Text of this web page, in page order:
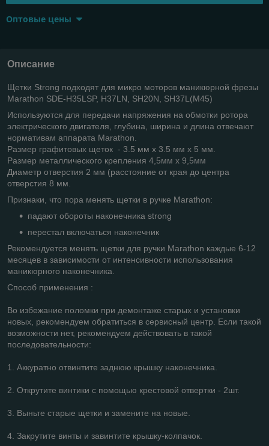
Оптовые цены
Описание
Щетки Strong подходят для микро моторов маникюрной фрезы
Marathon SDE-H35LSP, H37LN, SH20N, SH37L(M45)
Используются для передачи напряжения на обмотки ротора
электрического двигателя, глубина, ширина и длина отвечают
нормативам аппарата Marathon.
Размер графитовых щеток - 3.5 мм х 3.5 мм х 5 мм.
Размер металлического крепления 4,5мм х 9,5мм
Диаметр отверстия 2 мм (расстояние от края до центра
отверстия 8 мм.
Признаки, что пора менять щетки в ручке Marathon:
падают обороты наконечника strong
перестал включаться наконечник
Рекомендуется менять щетки для ручки Marathon каждые 6-12
месяцев в зависимости от интенсивности использования
маникюрного наконечника.
Способ применения :
Во избежание поломки при демонтаже старых и установки
новых, рекомендуем обратиться в сервисный центр. Если такой
возможности нет, рекомендуем действовать в такой
последовательности:
1. Аккуратно отвинтите заднюю крышку наконечника.
2. Открутите винтики с помощью крестовой отвертки - 2шт.
3. Выньте старые щетки и замените на новые.
4. Закрутите винты и завинтите крышку-колпачок.